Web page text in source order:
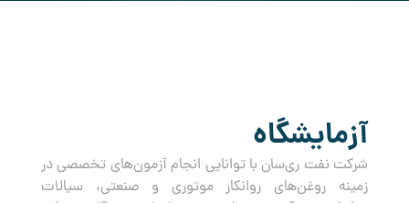
آزمایشگاه
شرکت نفت ری‌سان با توانایی انجام آزمون‌های تخصصی در
زمینه روغن‌های روانکار موتوری و صنعتی، سیالات